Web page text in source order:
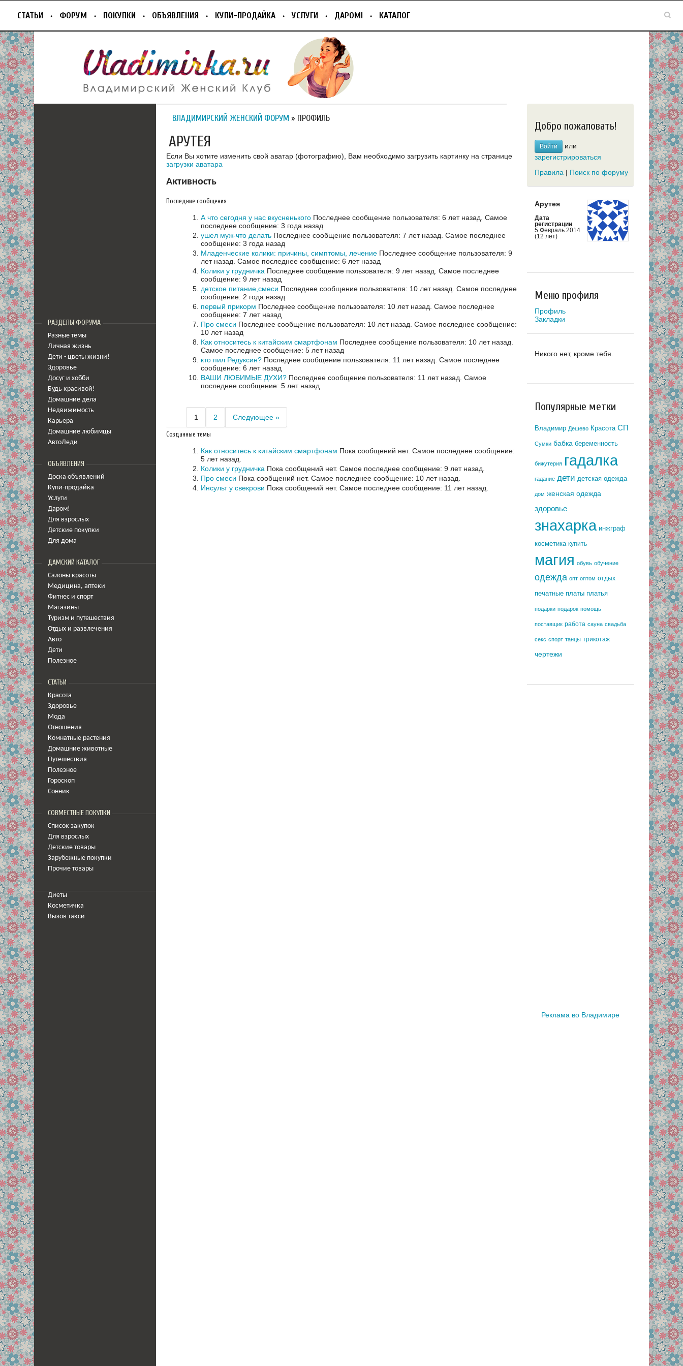
СТАТЬИ ФОРУМ ПОКУПКИ ОБЪЯВЛЕНИЯ КУПИ-ПРОДАЙКА УСЛУГИ ДАРОМ! КАТАЛОГ
РАЗДЕЛЫ ФОРУМА
Разные темы
Личная жизнь
Дети - цветы жизни!
Здоровье
Досуг и хобби
Будь красивой!
Домашние дела
Недвижимость
Карьера
Домашние любимцы
АвтоЛеди
ОБЪЯВЛЕНИЯ
Доска объявлений
Купи-продайка
Услуги
Даром!
Для взрослых
Детские покупки
Для дома
ДАМСКИЙ КАТАЛОГ
Салоны красоты
Медицина, аптеки
Фитнес и спорт
Магазины
Туризм и путешествия
Отдых и развлечения
Авто
Дети
Полезное
СТАТЬИ
Красота
Здоровье
Мода
Отношения
Комнатные растения
Домашние животные
Путешествия
Полезное
Гороскоп
Сонник
СОВМЕСТНЫЕ ПОКУПКИ
Список закупок
Для взрослых
Детские товары
Зарубежные покупки
Прочие товары
Диеты
Косметичка
Вызов такси
ВЛАДИМИРСКИЙ ЖЕНСКИЙ ФОРУМ » ПРОФИЛЬ
АРУТЕЯ
Если Вы хотите изменить свой аватар (фотографию), Вам необходимо загрузить картинку на странице
загрузки аватара
Активность
Последние сообщения
А что сегодня у нас вкусненького Последнее сообщение пользователя: 6 лет назад. Самое
последнее сообщение: 3 года назад
ушел муж-что делать Последнее сообщение пользователя: 7 лет назад. Самое последнее
сообщение: 3 года назад
Младенческие колики: причины, симптомы, лечение Последнее сообщение пользователя: 9
лет назад. Самое последнее сообщение: 6 лет назад
Колики у грудничка Последнее сообщение пользователя: 9 лет назад. Самое последнее
сообщение: 9 лет назад
детское питание,смеси Последнее сообщение пользователя: 10 лет назад. Самое последнее
сообщение: 2 года назад
первый прикорм Последнее сообщение пользователя: 10 лет назад. Самое последнее
сообщение: 7 лет назад
Про смеси Последнее сообщение пользователя: 10 лет назад. Самое последнее сообщение:
10 лет назад
Как относитесь к китайским смартфонам Последнее сообщение пользователя: 10 лет назад.
Самое последнее сообщение: 5 лет назад
кто пил Редуксин? Последнее сообщение пользователя: 11 лет назад. Самое последнее
сообщение: 6 лет назад
ВАШИ ЛЮБИМЫЕ ДУХИ? Последнее сообщение пользователя: 11 лет назад. Самое
последнее сообщение: 5 лет назад
1 2 Следующее »
Созданные темы
Как относитесь к китайским смартфонам Пока сообщений нет. Самое последнее сообщение:
5 лет назад.
Колики у грудничка Пока сообщений нет. Самое последнее сообщение: 9 лет назад.
Про смеси Пока сообщений нет. Самое последнее сообщение: 10 лет назад.
Инсульт у свекрови Пока сообщений нет. Самое последнее сообщение: 11 лет назад.
Добро пожаловать!
Войти
или
зарегистрироваться
Правила | Поиск по форуму
Арутея
Дата
регистрации
5 Февраль 2014
(12 лет)
Меню профиля
Профиль
Закладки
Никого нет, кроме тебя.
Популярные метки
Владимир Дешево Красота СП
Сумки бабка беременность
бижутерия гадалка
гадание дети детская одежда
дом женская одежда
здоровье
знахарка инжграф
косметика купить
магия обувь обучение
одежда опт оптом отдых
печатные платы платья
подарки подарок помощь
поставщик работа сауна свадьба
секс спорт танцы трикотаж
чертежи
Реклама во Владимире